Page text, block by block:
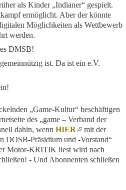
als Kinder „Indianer“ gespielt.
ermöglicht. Aber der könnte
Möglichkeiten als Wettbewerb
werden.
DMSB!
ist. Da ist ein e.V.
„Game-Kultur“ beschäftigen
des „game – Verband der
dahin, wenn HIER(link is external)
mit der
DOSB-Präsidium und -Vorstand“
Motor-KRITIK liest wird nach
- Und Abonnenten schließen